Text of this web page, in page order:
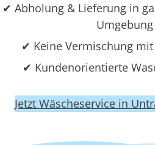
✔ Abholung & Lieferung in
Umgebung
✔ Keine Vermischung
✔ Kundenorientierte
Jetzt Wäscheservice in